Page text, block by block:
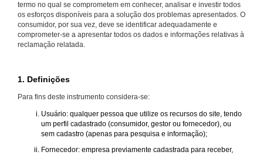
termo no qual se comprometem em conhecer, analisar e investir todos
os esforços disponíveis para a solução dos problemas apresentados. O
consumidor, por sua vez, deve se identificar adequadamente e
comprometer-se a apresentar todos os dados e informações relativas à
reclamação relatada.
1. Definições
Para fins deste instrumento considera-se:
Usuário: qualquer pessoa que utilize os recursos do site, tendo
um perfil cadastrado (consumidor, gestor ou fornecedor), ou
sem cadastro (apenas para pesquisa e informação);
Fornecedor: empresa previamente cadastrada para receber,